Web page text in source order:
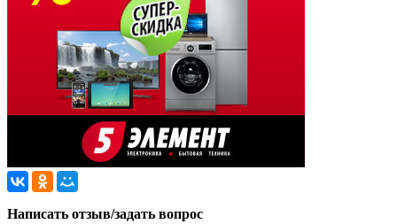
Написать отзыв/задать вопрос